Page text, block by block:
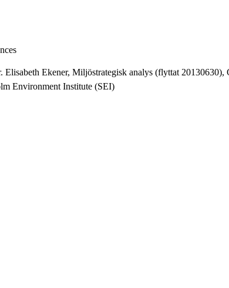
Ekener, Miljöstrategisk analys (flyttat 20130630),
Environment Institute (SEI)